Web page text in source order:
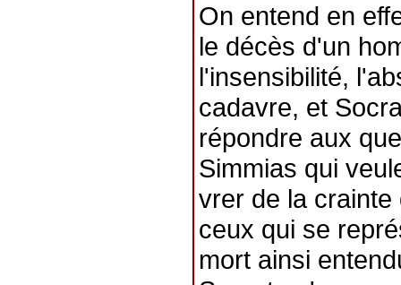
On entend en
le décès d'un
l'insensibilité,
cadavre, et
répondre aux
Simmias qui
vrer de la
ceux qui se
mort ainsi